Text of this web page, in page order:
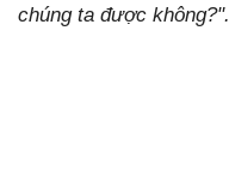
chúng ta được không?".